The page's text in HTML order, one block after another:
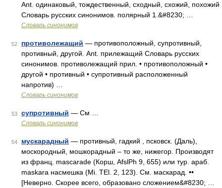
Ant. одинаковый, тождественный, сходный, схожий, похожий
Словарь русских синонимов. полярный 1.&#8230; …
Словарь синонимов
52 противолежащий — противоположный, супротивный,
противный, другой. Ant. прилежащий Словарь русских
синонимов. противолежащий прил. • противоположный •
другой • противный • супротивный расположенный
напротив) …
Словарь синонимов
53 супротивный — См …
Словарь синонимов
54 мускарадный — противный, гадкий , псковск. (Даль),
москородный, мошкорадный – то же, нижегор. Производят
из франц. mаsсаrаdе (Корш, AfslPh 9, 655) или тур. араб.
maskara насмешка (Мi. ТЕl. 2, 123). См. маскарад. ••
[Неверно. Скорее всего, образовано сложением&#8230; …